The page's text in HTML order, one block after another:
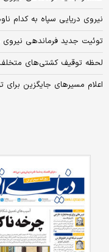
نیروی دریایی سپاه به کدام
توئیت جدید فرماندهی نیروی
لحظه توقیف کشتی‌های
اعلام مسیرهای جایگزین برای